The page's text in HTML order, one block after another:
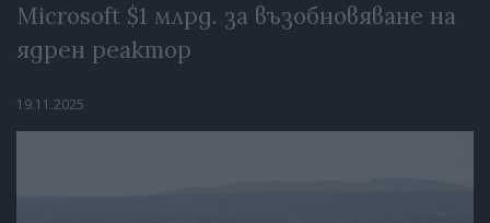
Microsoft $1 млрд. за възобновяване на
ядрен реактор
19.11.2025